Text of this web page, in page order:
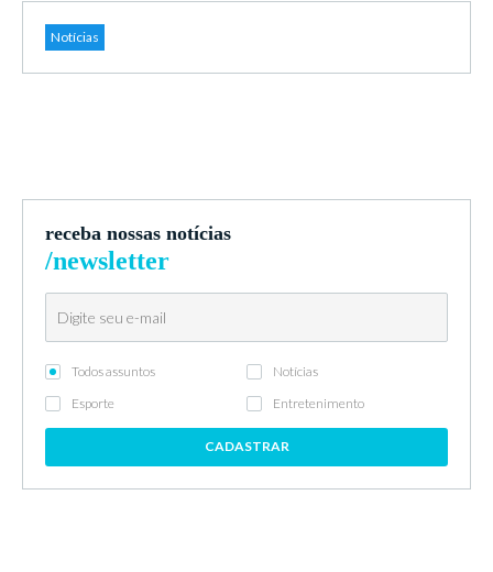
Notícias
receba nossas notícias
/newsletter
Todos assuntos
Notícias
Esporte
Entretenimento
CADASTRAR